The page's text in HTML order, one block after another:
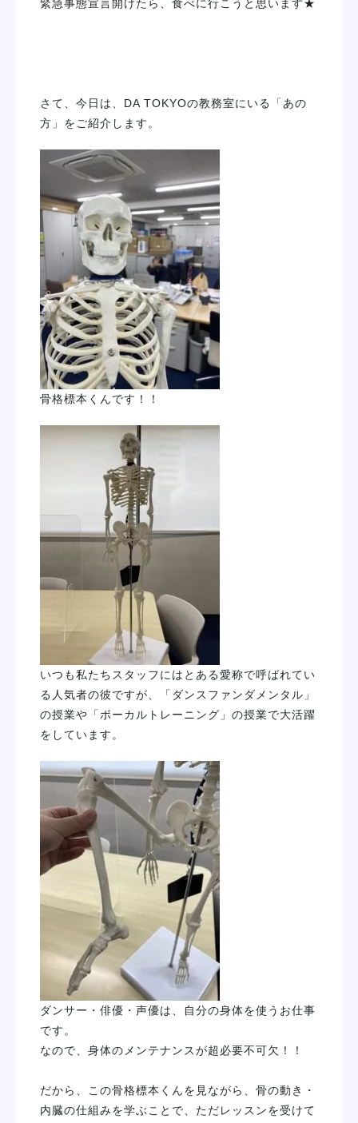
緊急事態宣言開けたら、食べに行こうと思います★
さて、今日は、DA TOKYOの教務室にいる「あの
方」をご紹介します。
骨格標本くんです！！
いつも私たちスタッフにはとある愛称で呼ばれてい
る人気者の彼ですが、「ダンスファンダメンタル」
の授業や「ボーカルトレーニング」の授業で大活躍
をしています。
ダンサー・俳優・声優は、自分の身体を使うお仕事
です。
なので、身体のメンテナンスが超必要不可欠！！
だから、この骨格標本くんを見ながら、骨の動き・
内臓の仕組みを学ぶことで、ただレッスンを受けて